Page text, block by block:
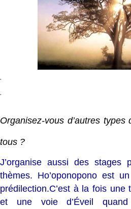
.
.
Organisez-vous d’autres types
tous ?
J’organise aussi des stages
thèmes. Ho’oponopono est
prédilection.C’est à la fois une
et une voie d’Éveil